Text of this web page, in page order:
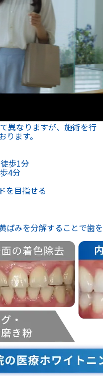
異なりますが、施術を行
ます。
歩1分
4分
を目指せる
ばみを分解することで歯を